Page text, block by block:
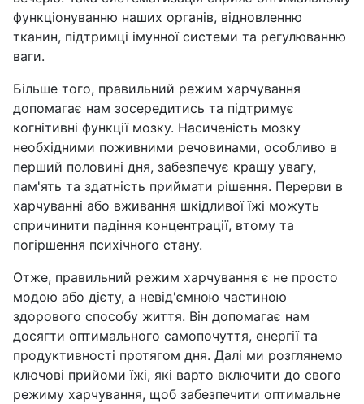
функціонуванню наших органів, відновленню
тканин, підтримці імунної системи та регулюванню
ваги.
Більше того, правильний режим харчування
допомагає нам зосередитись та підтримує
когнітивні функції мозку. Насиченість мозку
необхідними поживними речовинами, особливо в
перший половині дня, забезпечує кращу увагу,
пам'ять та здатність приймати рішення. Перерви в
харчуванні або вживання шкідливої їжі можуть
спричинити падіння концентрації, втому та
погіршення психічного стану.
Отже, правильний режим харчування є не просто
модою або дієту, а невід'ємною частиною
здорового способу життя. Він допомагає нам
досягти оптимального самопочуття, енергії та
продуктивності протягом дня. Далі ми розглянемо
ключові прийоми їжі, які варто включити до свого
режиму харчування, щоб забезпечити оптимальне